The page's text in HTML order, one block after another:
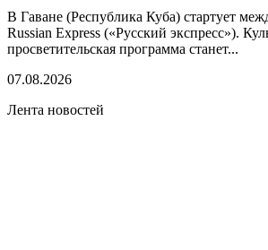
В Гаване (Республика Куба) стартует
Russian Express («Русский экспресс»).
просветительская программа станет...
07.08.2026
Лента новостей